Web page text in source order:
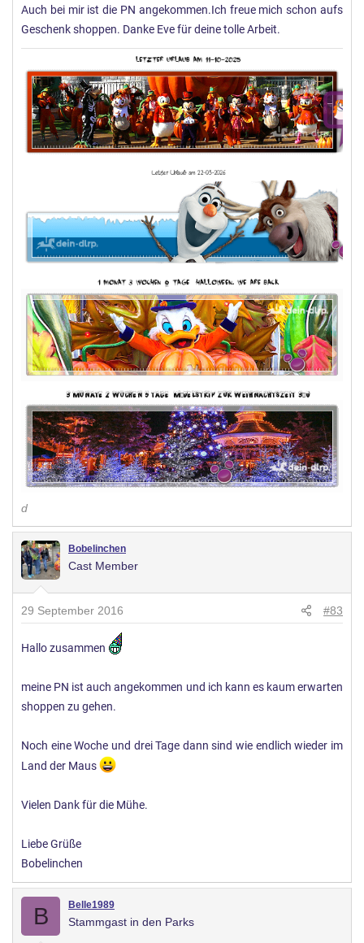
Auch bei mir ist die PN angekommen.Ich freue mich schon aufs
Geschenk shoppen. Danke Eve für deine tolle Arbeit.
d
Bobelinchen
Cast Member
29 September 2016 #83
Hallo zusammen
meine PN ist auch angekommen und ich kann es kaum erwarten
shoppen zu gehen.
Noch eine Woche und drei Tage dann sind wie endlich wieder im
Land der Maus
Vielen Dank für die Mühe.
Liebe Grüße
Bobelinchen
B Belle1989
Stammgast in den Parks